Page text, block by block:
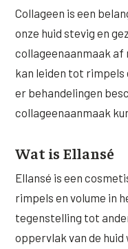
Marionetlijnen
Mondhoeken
Neus
Wangen
CONTOUR & HALS
Kaaklijn
Profhilo
Prostrolane
Restylane
Saypha Filler
Saypha Volume
Saypha Volume Plus
Sculptra (collageen
Silhouette Soft
PCOS Huid profiel
HUIDPROBLEMEN
Overgevoelige Huid Profiel
Chronische
Instagram Gezicht Profiel
Volume Verlies Profiel
Atletisch verouderings
Digitale Nek Profiel
Collageen is een
onze huid stevig en
collageenaanmaak af
kan leiden tot rimpels
er behandelingen
collageenaanmaak
Wat is Ellansé
Ellansé is een
rimpels en volume in
tegenstelling tot
oppervlak van de